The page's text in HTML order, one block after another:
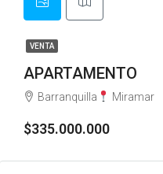
VENTA
APARTAMENTO
Barranquilla Miramar
$335.000.000